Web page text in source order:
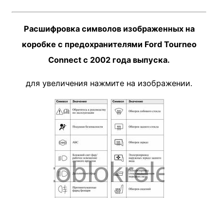
Расшифровка символов изображенных на
коробке с предохранителями Ford Tourneo
Connect с 2002 года выпуска.
для увеличения нажмите на изображении.